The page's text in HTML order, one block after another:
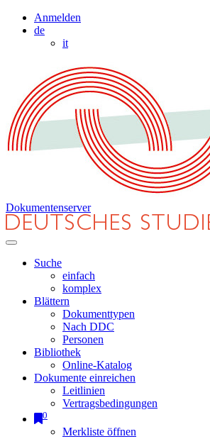
Anmelden
de
it
Dokumentenserver
Suche
einfach
komplex
Blättern
Dokumenttypen
Nach DDC
Personen
Bibliothek
Online-Katalog
Dokumente einreichen
Leitlinien
Vertragsbedingungen
0
Merkliste öffnen